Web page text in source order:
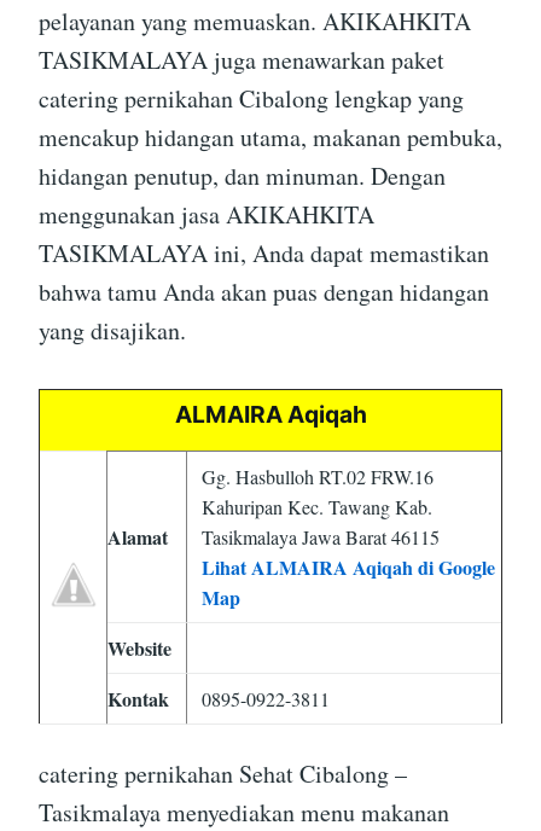
pelayanan yang memuaskan. AKIKAHKITA
TASIKMALAYA juga menawarkan paket
catering pernikahan Cibalong lengkap yang
mencakup hidangan utama, makanan pembuka,
hidangan penutup, dan minuman. Dengan
menggunakan jasa AKIKAHKITA
TASIKMALAYA ini, Anda dapat memastikan
bahwa tamu Anda akan puas dengan hidangan
yang disajikan.
ALMAIRA Aqiqah
Alamat
Gg. Hasbulloh RT.02 FRW.16
Kahuripan Kec. Tawang Kab.
Tasikmalaya Jawa Barat 46115
Lihat ALMAIRA Aqiqah di Google
Map
Website
Kontak
0895-0922-3811
catering pernikahan Sehat Cibalong –
Tasikmalaya menyediakan menu makanan